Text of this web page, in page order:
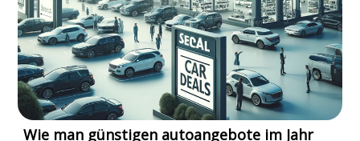
Wie man günstigen autoangebote im Jahr